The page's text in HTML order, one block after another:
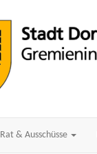
Rat & Ausschüsse